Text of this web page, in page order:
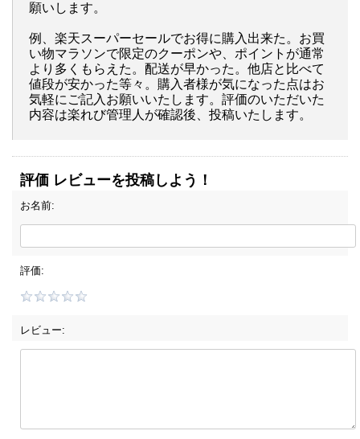
願いします。
例、楽天スーパーセールでお得に購入出来た。お買
い物マラソンで限定のクーポンや、ポイントが通常
より多くもらえた。配送が早かった。他店と比べて
値段が安かった等々。購入者様が気になった点はお
気軽にご記入お願いいたします。評価のいただいた
内容は楽れび管理人が確認後、投稿いたします。
評価 レビューを投稿しよう！
お名前:
評価:
レビュー: